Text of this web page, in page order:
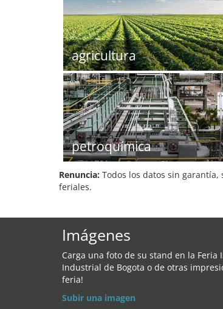
agricultura
petroquímica
Renuncia: Todos los datos sin
feriales.
Imágenes
Carga una foto de su stand en la Feria
Industrial de Bogota o de otras
feria!
Subir una imagen